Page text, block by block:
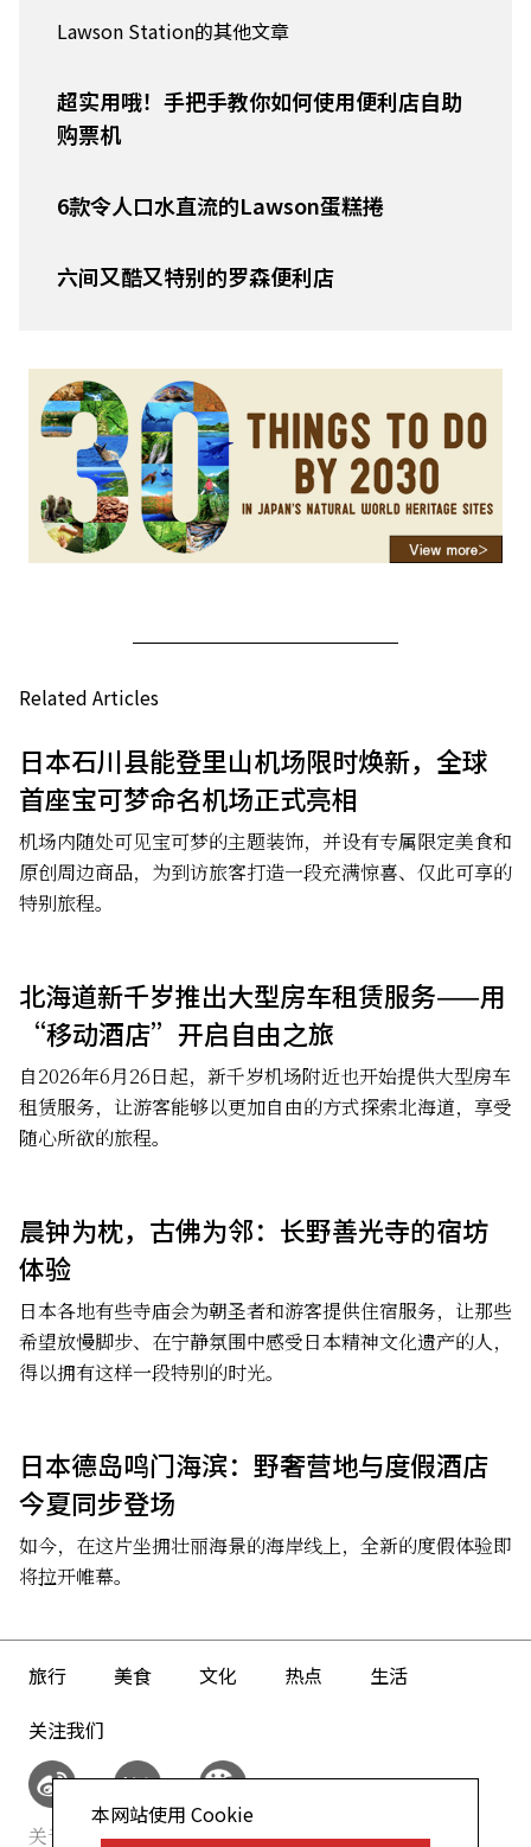
Lawson Station的其他文章
超实用哦！手把手教你如何使用便利店自助
购票机
6款令人口水直流的Lawson蛋糕捲
六间又酷又特别的罗森便利店
Related Articles
日本石川县能登里山机场限时焕新，全球
首座宝可梦命名机场正式亮相
机场内随处可见宝可梦的主题装饰，并设有专属限定美食和
原创周边商品，为到访旅客打造一段充满惊喜、仅此可享的
特别旅程。
北海道新千岁推出大型房车租赁服务——用
“移动酒店”开启自由之旅
自2026年6月26日起，新千岁机场附近也开始提供大型房车
租赁服务，让游客能够以更加自由的方式探索北海道，享受
随心所欲的旅程。
晨钟为枕，古佛为邻：长野善光寺的宿坊
体验
日本各地有些寺庙会为朝圣者和游客提供住宿服务，让那些
希望放慢脚步、在宁静氛围中感受日本精神文化遗产的人，
得以拥有这样一段特别的时光。
日本德岛鸣门海滨：野奢营地与度假酒店
今夏同步登场
如今，在这片坐拥壮丽海景的海岸线上，全新的度假体验即
将拉开帷幕。
旅行 美食 文化 热点
生活
关注我们
关于我们 网站政策
本网站使用 Cookie